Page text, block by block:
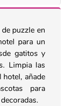
puzzle en
para un
gatitos y
Limpia las
añade
para